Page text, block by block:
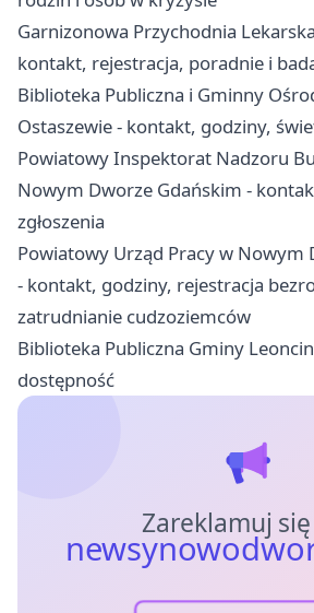
Garnizonowa Przychodnia
kontakt, rejestracja, poradnie i
Biblioteka Publiczna i Gminny
Ostaszewie - kontakt, godziny,
Powiatowy Inspektorat Nadzoru
Nowym Dworze Gdańskim -
zgłoszenia
Powiatowy Urząd Pracy w Nowym
- kontakt, godziny, rejestracja
zatrudnianie cudzoziemców
Biblioteka Publiczna Gminy
dostępność
Zareklamuj